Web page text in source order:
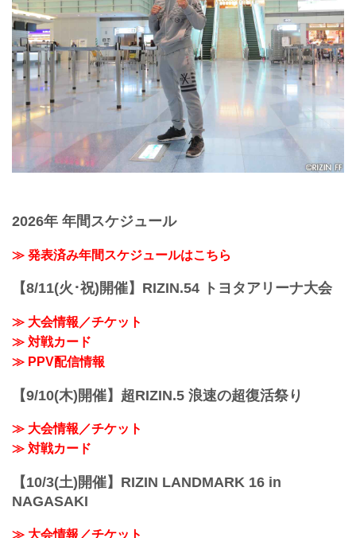
2026年 年間スケジュール
≫ 発表済み年間スケジュールはこちら
【8/11(火･祝)開催】RIZIN.54 トヨタアリーナ大会
≫ 大会情報／チケット
≫ 対戦カード
≫ PPV配信情報
【9/10(木)開催】超RIZIN.5 浪速の超復活祭り
≫ 大会情報／チケット
≫ 対戦カード
【10/3(土)開催】RIZIN LANDMARK 16 in
NAGASAKI
≫ 大会情報／チケット